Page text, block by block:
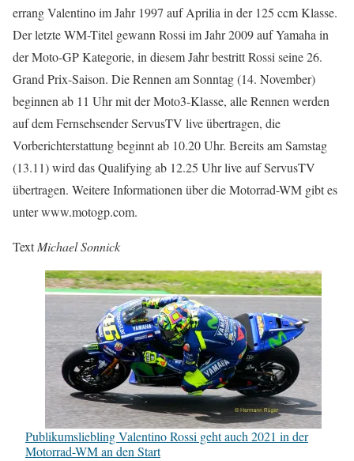
errang Valentino im Jahr 1997 auf Aprilia in der 125 ccm Klasse.
Der letzte WM-Titel gewann Rossi im Jahr 2009 auf Yamaha in
der Moto-GP Kategorie, in diesem Jahr bestritt Rossi seine 26.
Grand Prix-Saison. Die Rennen am Sonntag (14. November)
beginnen ab 11 Uhr mit der Moto3-Klasse, alle Rennen werden
auf dem Fernsehsender ServusTV live übertragen, die
Vorberichterstattung beginnt ab 10.20 Uhr. Bereits am Samstag
(13.11) wird das Qualifying ab 12.25 Uhr live auf ServusTV
übertragen. Weitere Informationen über die Motorrad-WM gibt es
unter www.motogp.com.
TextMichael Sonnick
Publikumsliebling Valentino Rossi geht auch 2021 in der
Motorrad-WM an den Start